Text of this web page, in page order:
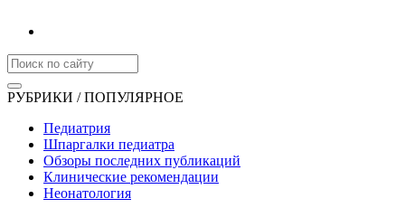
РУБРИКИ / ПОПУЛЯРНОЕ
Педиатрия
Шпаргалки педиатра
Обзоры последних публикаций
Клинические рекомендации
Неонатология